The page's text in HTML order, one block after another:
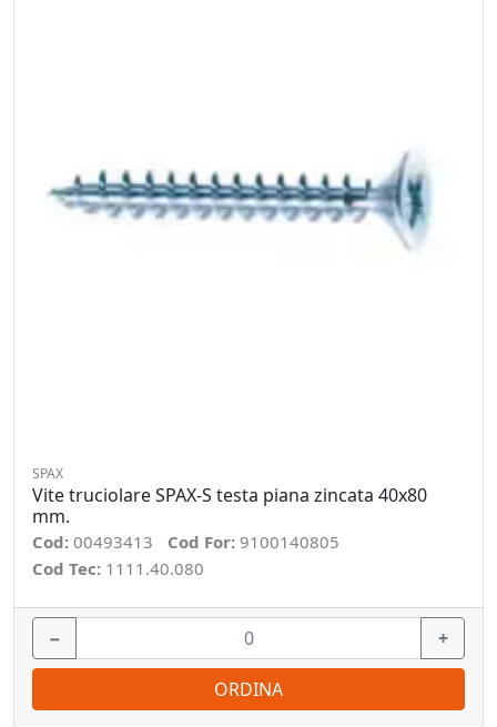
SPAX
Vite truciolare SPAX-S testa piana zincata 40x80
mm.
Cod: 00493413 Cod For: 9100140805
Cod Tec: 1111.40.080
− +
ORDINA